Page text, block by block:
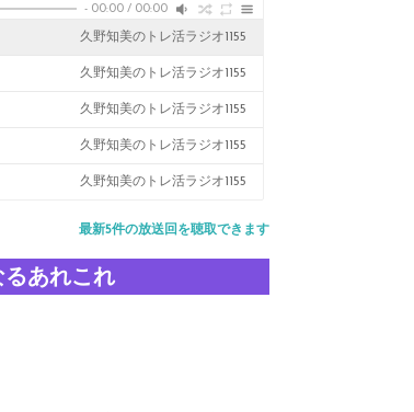
- 00:00 / 00:00
久野知美のトレ活ラジオ1155
久野知美のトレ活ラジオ1155
久野知美のトレ活ラジオ1155
久野知美のトレ活ラジオ1155
久野知美のトレ活ラジオ1155
最新5件の放送回を聴取できます
るあれこれ